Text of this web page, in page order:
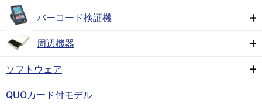
バーコード検証機
周辺機器
ソフトウェア
QUOカード付モデル